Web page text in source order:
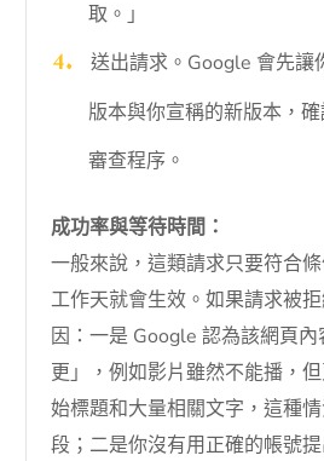
取。」
送出請求。Google 會先讓
版本與你宣稱的新版本，
審查程序。
成功率與等待時間：
一般來說，這類請求只要符合
工作天就會生效。如果請求被
因：一是 Google 認為該網頁
更」，例如影片雖然不能播，
始標題和大量相關文字，這種
段；二是你沒有用正確的帳號